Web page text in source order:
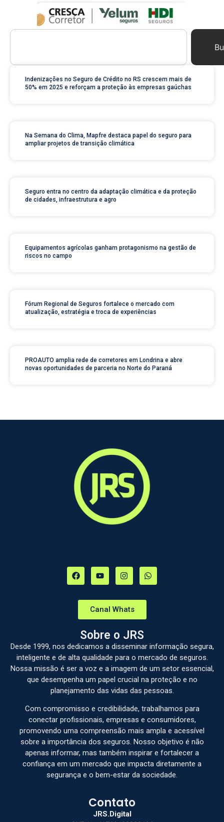
Indenizações no Seguro de Crédito no RS crescem mais de
50% em 2025 e reforçam a proteção às empresas gaúchas
Na Semana do Clima, Mapfre destaca papel do seguro para
ampliar projetos de transição climática
Seguro entra no centro da adaptação climática e da proteção
de cidades, infraestrutura e agro
Equipamentos agrícolas ganham protagonismo na gestão de
riscos no campo
Fórum Regional de Seguros fortalece o mercado com
atualização, estratégia e troca de experiências
PROAUTO amplia rede de corretores em Londrina e abre
novas oportunidades de parceria no Norte do Paraná
Canal Whats
Sobre o JRS
Desde 1999, nos dedicamos a disseminar informação segura,
inteligente e de alta qualidade para o mercado de seguros.
Nossa missão é ser a voz e a imagem de um setor essencial,
que desempenha um papel crucial na proteção e no
planejamento das vidas das pessoas.
Com compromisso e credibilidade, trabalhamos para
conectar profissionais, empresas e consumidores,
promovendo uma compreensão mais ampla e acessível
sobre a importância dos seguros. Nosso objetivo é não
apenas informar, mas também inspirar e fortalecer a
confiança em um mercado que impacta diretamente a
segurança e o bem-estar da sociedade.
Contato
JRS.Digital